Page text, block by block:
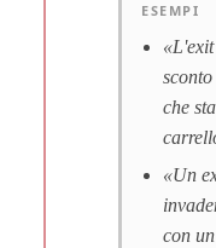
ESEMPI
che
«Un
con